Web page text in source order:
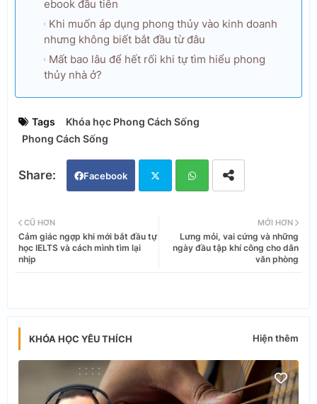
ebook đầu tiên
Khi muốn áp dụng phong thủy vào kinh doanh
nhưng không biết bắt đầu từ đâu
Mất bao lâu để hết rối khi tự tìm hiểu phong
thủy nhà ở?
Tags
Khóa học Phong Cách Sống
Phong Cách Sống
Facebook
tter ats
MỚI HƠN
Lưng mỏi, vai cứng và những
ngày đầu tập khí công cho dân
văn phòng
CŨ HƠN
Cảm giác ngợp khi mới bắt đầu tự
học IELTS và cách mình tìm lại
nhịp
KHÓA HỌC YÊU THÍCH Hiện thêm